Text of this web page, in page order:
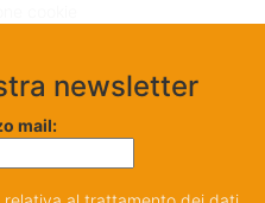
newsletter
mail: